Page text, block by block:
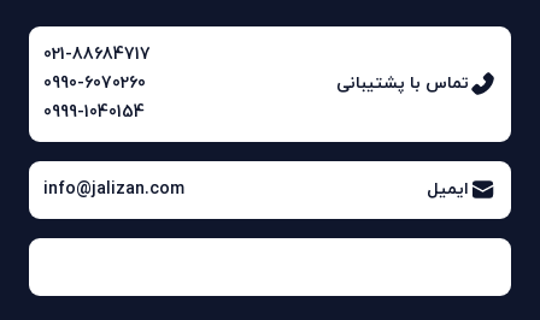
تماس با پشتیبانی
021-88684717
0990-6070260
0999-1040154
ایمیل info@jalizan.com